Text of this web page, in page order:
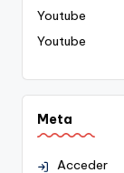
Youtube
Youtube
Meta
Acceder